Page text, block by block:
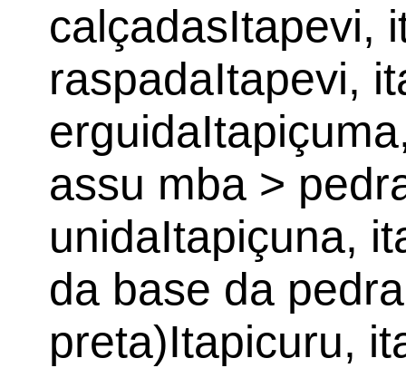
calçadasItapevi,
raspadaItapevi,
assu mba >
unidaItapiçuna,
da base da
preta)Itapicuru,